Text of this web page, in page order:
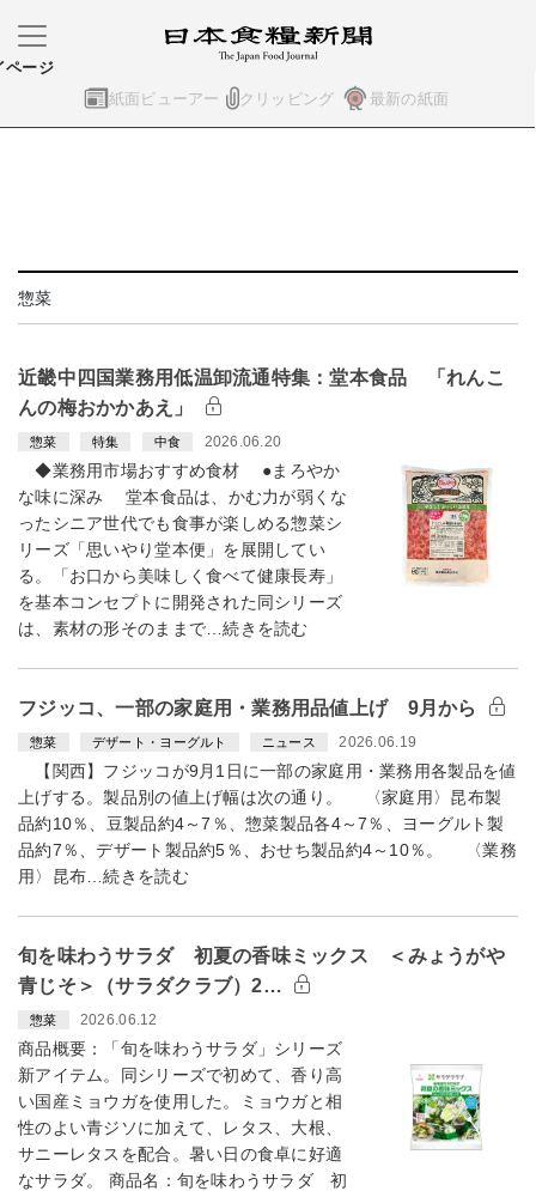
紙面ビューアー クリッピング 最新の紙面
ページ
惣菜
近畿中四国業務用低温卸流通特集：堂本食品 「れんこ
んの梅おかかあえ」
惣菜 特集 中食 2026.06.20
◆業務用市場おすすめ食材 ●まろやか
な味に深み 堂本食品は、かむ力が弱くな
ったシニア世代でも食事が楽しめる惣菜シ
リーズ「思いやり堂本便」を展開してい
る。「お口から美味しく食べて健康長寿」
を基本コンセプトに開発された同シリーズ
は、素材の形そのままで…続きを読む
フジッコ、一部の家庭用・業務用品値上げ 9月から
惣菜 デザート・ヨーグルト ニュース 2026.06.19
【関西】フジッコが9月1日に一部の家庭用・業務用各製品を値
上げする。製品別の値上げ幅は次の通り。 〈家庭用〉昆布製
品約10％、豆製品約4～7％、惣菜製品各4～7％、ヨーグルト製
品約7％、デザート製品約5％、おせち製品約4～10％。 〈業務
用〉昆布…続きを読む
旬を味わうサラダ 初夏の香味ミックス ＜みょうがや
青じそ＞（サラダクラブ）2…
惣菜 2026.06.12
商品概要：「旬を味わうサラダ」シリーズ
新アイテム。同シリーズで初めて、香り高
い国産ミョウガを使用した。ミョウガと相
性のよい青ジソに加えて、レタス、大根、
サニーレタスを配合。暑い日の食卓に好適
なサラダ。 商品名：旬を味わうサラダ 初